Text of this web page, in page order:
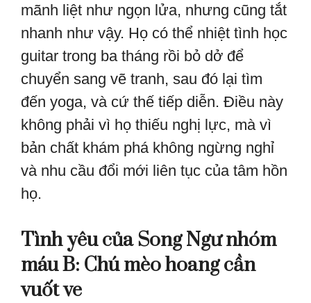
mãnh liệt như ngọn lửa, nhưng cũng tắt
nhanh như vậy. Họ có thể nhiệt tình học
guitar trong ba tháng rồi bỏ dở để
chuyển sang vẽ tranh, sau đó lại tìm
đến yoga, và cứ thế tiếp diễn. Điều này
không phải vì họ thiếu nghị lực, mà vì
bản chất khám phá không ngừng nghỉ
và nhu cầu đổi mới liên tục của tâm hồn
họ.
Tình yêu của Song Ngư nhóm
máu B: Chú mèo hoang cần
vuốt ve